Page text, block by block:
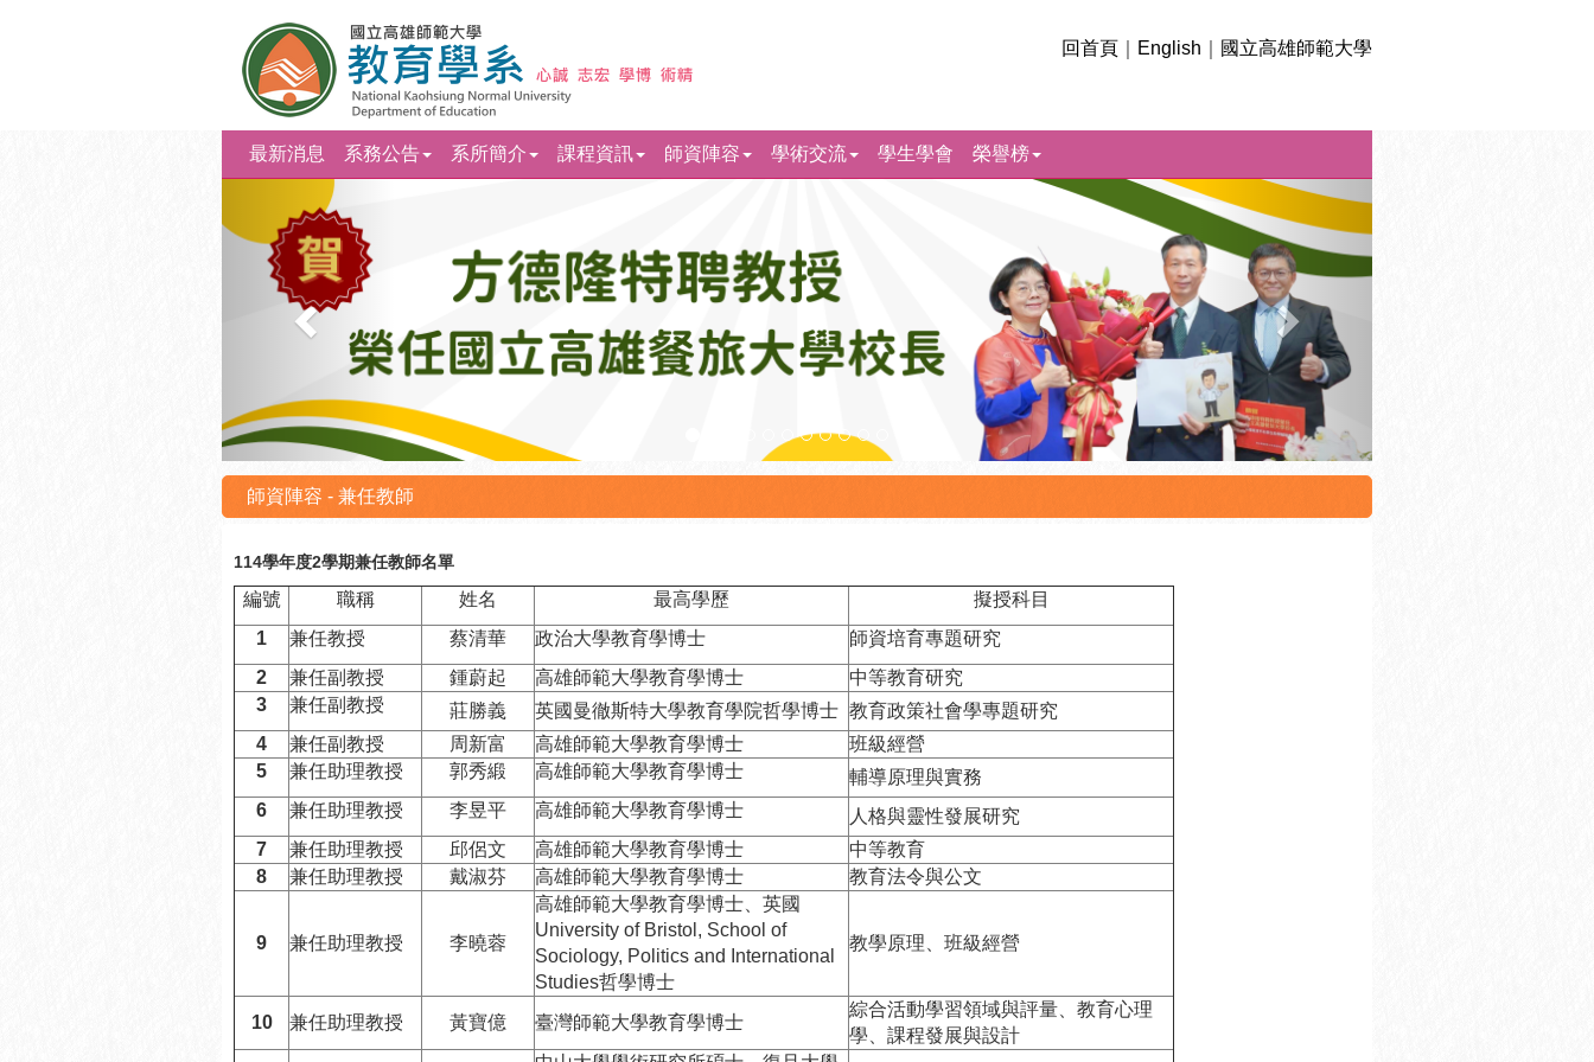
回首頁 English 國立高雄師範大學
最新消息 系務公告 系所簡介 課程資訊 師資陣容 學術交流 學生學會 榮譽榜
上
一
則
下
一
則
師資陣容 - 兼任教師
114學年度2學期兼任教師名單
編號 職稱 姓名 最高學歷
擬授科目
1
兼任教授 蔡清華 政治大學教育學博士
師資培育專題研究
2
兼任副教授 鍾蔚起 高雄師範大學教育學博士
中等教育研究
3
兼任副教授 莊勝義 英國曼徹斯特大學教育學院哲學博士 教育政策社會學專題研究
4
兼任副教授 周新富 高雄師範大學教育學博士
班級經營
5
兼任助理教授 郭秀緞 高雄師範大學教育學博士
輔導原理與實務
6
兼任助理教授 李昱平 高雄師範大學教育學博士
人格與靈性發展研究
7
兼任助理教授 邱侶文 高雄師範大學教育學博士
中等教育
8
兼任助理教授 戴淑芬 高雄師範大學教育學博士 教育法令與公文
9 兼任助理教授 李曉蓉
高雄師範大學教育學博士、英國
University of Bristol, School of
Sociology, Politics and International
Studies哲學博士
教學原理、班級經營
10 兼任助理教授 黃寶億 臺灣師範大學教育學博士
綜合活動學習領域與評量、教育心理
學、課程發展與設計